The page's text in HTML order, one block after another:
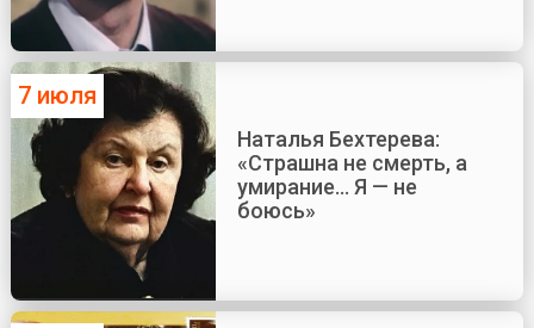
7 июля
Наталья Бехтерева:
«Страшна не смерть, а
умирание... Я — не
боюсь»